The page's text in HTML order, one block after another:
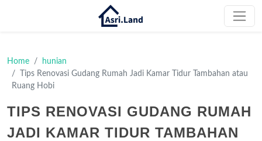
Home
hunian
Tips Renovasi Gudang Rumah Jadi Kamar Tidur Tambahan atau
Ruang Hobi
TIPS RENOVASI GUDANG RUMAH
JADI KAMAR TIDUR TAMBAHAN